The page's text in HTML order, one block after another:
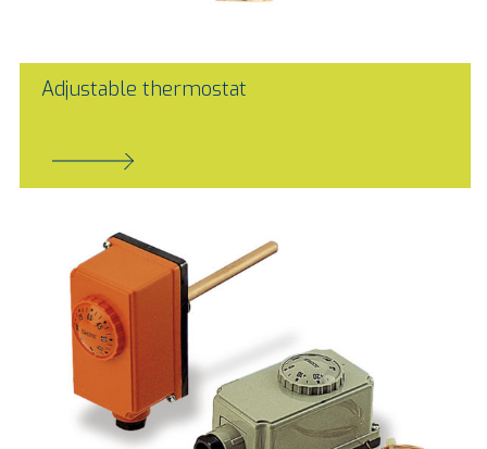
Adjustable thermostat